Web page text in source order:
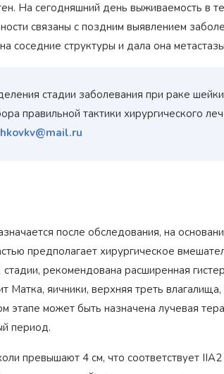
На сегодняшний день выживаемость в
связаны с поздним выявлением
соседние структуры и дала она
стадии заболевания при раке
правильной тактики хирургического
после обследования, на
предполагает хирургическое
стадии, рекомендована расширенная
Матка, яичники, верхняя треть
этапе может быть назначена лучевая
период.
превышают 4 см, что соответствует